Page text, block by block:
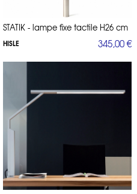
STATIK - lampe fixe tactile H26 cm
HISLE 345,00 €